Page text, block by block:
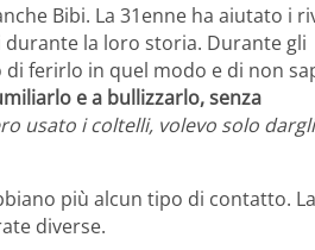
Bibi. La 31enne ha aiutato i
la loro storia. Durante gli
ferirlo in quel modo e di non
e a bullizzarlo, senza
usato i coltelli, volevo solo
più alcun tipo di contatto.
diverse.